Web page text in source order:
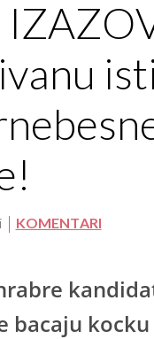
KOMENTARI
bacaju kocku